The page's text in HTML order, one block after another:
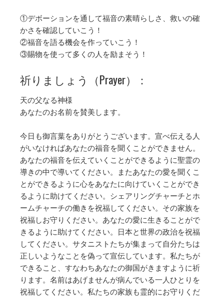
①デボーションを通して福音の素晴らしさ、救いの確
かさを確認していこう！
②福音を語る機会を作っていこう！
③賜物を使って多くの人を励まそう！
祈りましょう（Prayer）：
天の父なる神様
あなたのお名前を賛美します。
今日も御言葉をありがとうございます。宣べ伝える人
がいなければあなたの福音を聞くことができません。
あなたの福音を伝えていくことができるように聖霊の
導きの中で導いてください。またあなたの愛を聞くこ
とができるように心をあなたに向けていくことができ
るように助けてください。シェアリングチャーチとホ
ームチャーチの働きを祝福してください。その家族を
祝福しお守りください。あなたの愛に生きることがで
きるように助けてください。日本と世界の政治を祝福
してください。サタニストたちが集まって自分たちは
正しいようなことを偽って宣伝しています。私たちが
できること、すなわちあなたの御国がきますように祈
ります。名前はあげませんが病んでいる一人ひとりを
祝福してください。私たちの家族も霊的にお守りくだ